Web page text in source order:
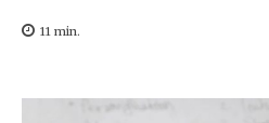
11 min.